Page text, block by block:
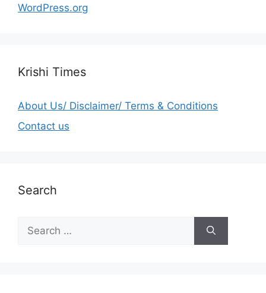
WordPress.org
Krishi Times
About Us/ Disclaimer/ Terms & Conditions
Contact us
Search